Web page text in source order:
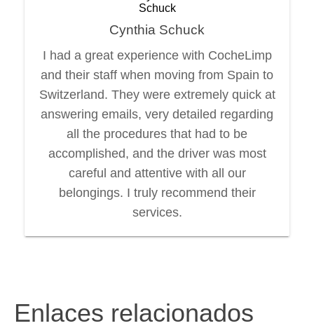
Cynthia Schuck
I had a great experience with CocheLimp
and their staff when moving from Spain to
Switzerland. They were extremely quick at
answering emails, very detailed regarding
all the procedures that had to be
accomplished, and the driver was most
careful and attentive with all our
belongings. I truly recommend their
services.
Enlaces relacionados